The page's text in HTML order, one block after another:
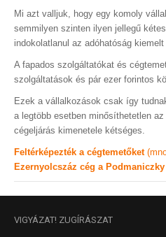
Mi azt valljuk, hogy egy komoly
semmilyen szinten ilyen jellegű
indokolatlanul az adóhatóság
A fapados szolgáltatókat és
szolgáltatások és pár ezer forintos
Ezek a vállalkozások csak így
a legtöbb esetben minősíthetetlen
cégeljárás kimenetele kétséges.
Feltérképezték a cégtemetőket
Ezernyolcszáz cég a
VIGYÁZAT! ZUGÍRÁSZAT